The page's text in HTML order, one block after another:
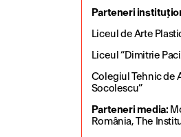
Parteneri
Liceul de Arte
Liceul “Dimitrie
Colegiul Tehnic de
Socolescu”
Parteneri media:
România, The